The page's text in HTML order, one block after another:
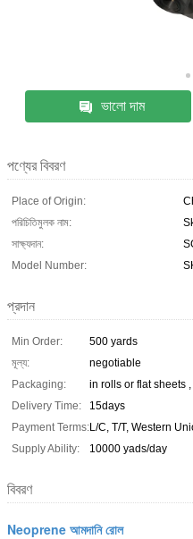
ভালো দাম
পণ্যের বিবরণ
Place of Origin:
পরিচিতিমুলক নাম:
সাক্ষ্যদান:
Model Number:
প্রদান
Min Order:
500 yards
মূল্য:
negotiable
Packaging:
in rolls or flat sheets
Delivery Time:
15days
Payment Terms:L/C, T/T, Western
Supply Ability:
10000 yads/day
বিবরণ
Neoprene আমদানি রোল